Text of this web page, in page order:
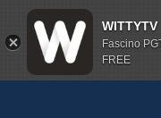
WITTYTV
Fascino
FREE